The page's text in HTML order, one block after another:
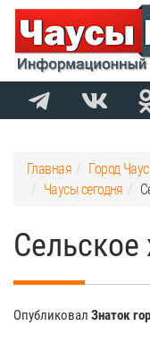
Главная Город
Чаусы сегодня
Сельское
Опубликовал Знаток